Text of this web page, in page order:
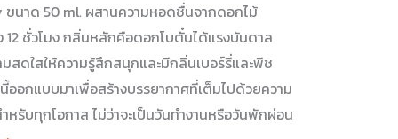
นาด 50 ml. ผสานความหอดชื่นจากดอกไม้
ชั่วโมง กลิ่นหลักคือดอกโบตั๋นได้แรงบันดาล
สดใสให้ความรู้สึกสนุกและมีกลิ่นเบอร์รี่และพีช
อกแบบมาเพื่อสร้างบรรยากาศที่เต็มไปด้วยความ
หรับทุกโอกาส ไม่ว่าจะเป็นวันทำงานหรือวันพักผ่อน